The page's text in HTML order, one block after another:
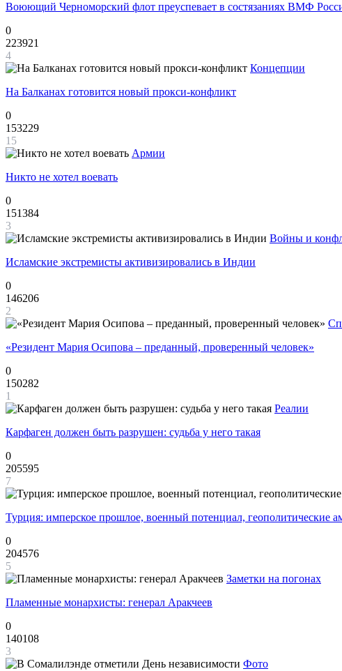
Воюющий Черноморский флот преуспевает в состязаниях ВМФ
0
223921
4
Концепции
На Балканах готовится новый прокси-конфликт
0
153229
15
Армии
Никто не хотел воевать
0
151384
3
Войны и
Исламские экстремисты активизировались в Индии
0
146206
2
«Резидент Мария Осипова – преданный, проверенный человек»
0
150282
1
Реалии
Карфаген должен быть разрушен: судьба у него такая
0
205595
7
Турция: имперское прошлое, военный потенциал, геополитические
0
204576
5
Заметки на погонах
Пламенные монархисты: генерал Аракчеев
0
140108
3
Фото